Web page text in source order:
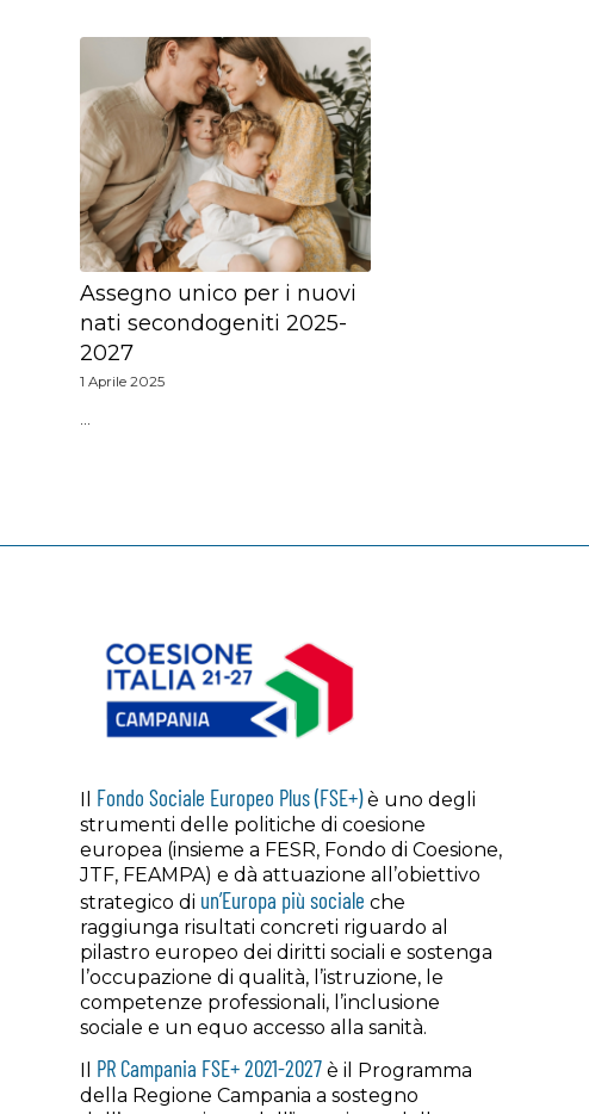
Assegno unico per i nuovi
nati secondogeniti 2025-
2027
1 Aprile 2025
Il Fondo Sociale Europeo Plus (FSE+)è uno degli
strumenti delle politiche di coesione
europea (insieme a FESR, Fondo di Coesione,
JTF, FEAMPA) e dà attuazione all’obiettivo
strategico di un’Europa più sociale che
raggiunga risultati concreti riguardo al
pilastro europeo dei diritti sociali e sostenga
l’occupazione di qualità, l’istruzione, le
competenze professionali, l’inclusione
sociale e un equo accesso alla sanità.
PR Campania FSE+ 2021-2027 è il Programma
della Regione Campania a sostegno